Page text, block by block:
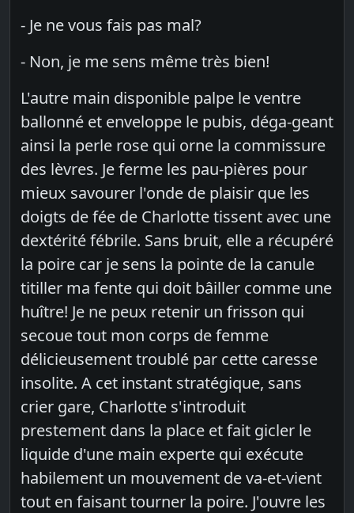
- Je ne vous fais pas mal?
- Non, je me sens même très bien!
L'autre main disponible palpe le ventre
ballonné et enveloppe le pubis, déga-geant
ainsi la perle rose qui orne la commissure
des lèvres. Je ferme les pau-pières pour
mieux savourer l'onde de plaisir que les
doigts de fée de Charlotte tissent avec une
dextérité fébrile. Sans bruit, elle a récupéré
la poire car je sens la pointe de la canule
titiller ma fente qui doit bâiller comme une
huître! Je ne peux retenir un frisson qui
secoue tout mon corps de femme
délicieusement troublé par cette caresse
insolite. A cet instant stratégique, sans
crier gare, Charlotte s'introduit
prestement dans la place et fait gicler le
liquide d'une main experte qui exécute
habilement un mouvement de va-et-vient
tout en faisant tourner la poire. J'ouvre les